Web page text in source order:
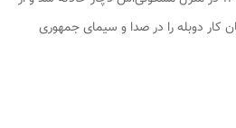
کار دوبله را در صدا و سیمای جمهوری